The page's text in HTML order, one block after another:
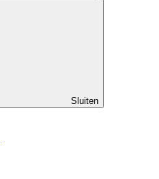
Sluiten